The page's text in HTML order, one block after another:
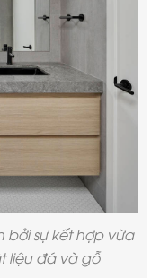
sự kết hợp vừa
liệu đá và gỗ